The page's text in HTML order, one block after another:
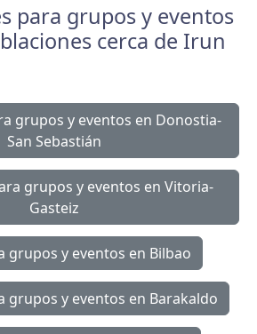
para grupos y eventos
cerca de Irun
grupos y eventos en Donostia-
San Sebastián
grupos y eventos en Vitoria-
Gasteiz
grupos y eventos en Bilbao
grupos y eventos en Barakaldo